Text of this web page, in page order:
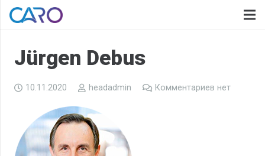
Jürgen Debus
10.11.2020 headadmin Комментариев нет